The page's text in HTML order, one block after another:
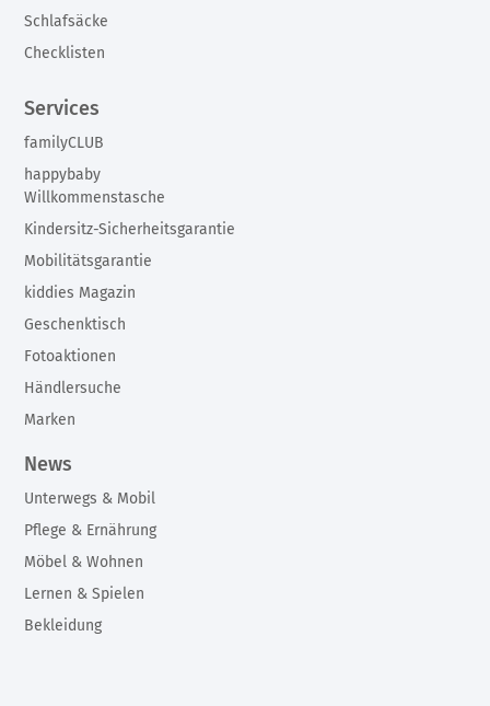
Schlafsäcke
Checklisten
Services
familyCLUB
happybaby
Willkommenstasche
Kindersitz-Sicherheitsgarantie
Mobilitätsgarantie
kiddies Magazin
Geschenktisch
Fotoaktionen
Händlersuche
Marken
News
Unterwegs & Mobil
Pflege & Ernährung
Möbel & Wohnen
Lernen & Spielen
Bekleidung